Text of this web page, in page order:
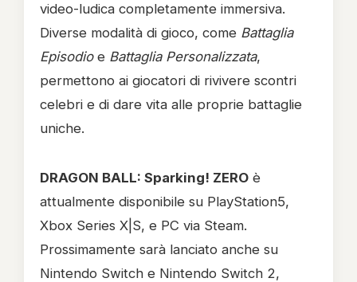
video-ludica completamente immersiva.
Diverse modalità di gioco, come Battaglia
Episodioe Battaglia Personalizzata,
permettono ai giocatori di rivivere scontri
celebri e di dare vita alle proprie battaglie
uniche.
DRAGON BALL: Sparking! ZERO è
attualmente disponibile su PlayStation5,
Xbox Series X|S, e PC via Steam.
Prossimamente sarà lanciato anche su
Nintendo Switch e Nintendo Switch 2,